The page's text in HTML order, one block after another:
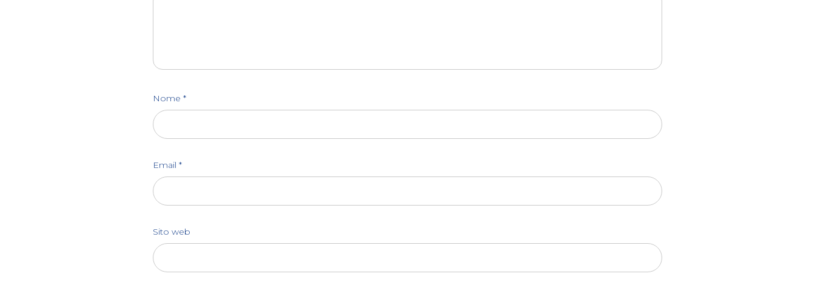
Nome *
Email *
Sito web